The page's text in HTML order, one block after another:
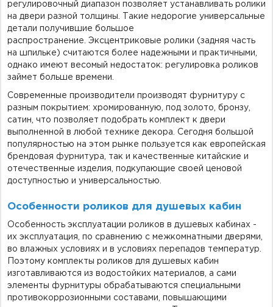
регулировочный диапазон позволяет устанавливать ролики
на двери разной толщины. Такие недорогие универсальные
детали получившие большое
распространение. Эксцентриковые ролики (задняя часть
на шпильке) считаются более надежными и практичными,
однако имеют весомый недостаток: регулировка роликов
займет больше времени.
Современные производители производят фурнитуру с
разным покрытием: хромированную, под золото, бронзу,
сатин, что позволяет подобрать комплект к двери
выполненной в любой технике декора. Сегодня большой
популярностью на этом рынке пользуется как европейская
брендовая фурнитура, так и качественные китайские и
отечественные изделия, подкупающие своей ценовой
доступностью и универсальностью.
Особенности роликов для душевых кабин
Особенность эксплуатации роликов в душевых кабинах -
их эксплуатация, по сравнению с межкомнатными дверями,
во влажных условиях и в условиях перепадов температур.
Поэтому комплекты роликов для душевых кабин
изготавливаются из водостойких материалов, а сами
элементы фурнитуры обрабатываются специальными
противокоррозионными составами, повышающими